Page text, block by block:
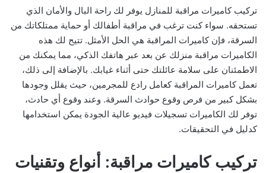
تركيب كاميرات مراقبة للمنازل يوفر لك راحة البال والأمان الذي
تستحقه. سواء كنت ترغب في مراقبة أطفالك أو حماية ممتلكاتك من
السرقة، فإن كاميرات المراقبة هي الحل الأمثل. تتيح لك هذه
الكاميرات مراقبة منزلك عن بعد عبر هاتفك الذكي، مما يمكنك من
الاطمئنان على سلامة عائلتك حتى أثناء غيابك. بالإضافة إلى ذلك،
تعمل كاميرات المراقبة كعامل رادع للمجرمين، حيث يقلل وجودها
بشكل كبير من فرص وقوع حوادث السرقة. وعند وقوع أي حادث،
توفر لك الكاميرات تسجيلات فيديو عالية الجودة يمكن استخدامها
كدليل في التحقيقات.
تركيب كاميرات مراقبة: أنواع وتقنيات